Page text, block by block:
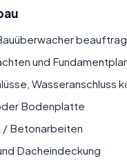
und
Wasseranschluss
Bodenplatte
/ Betonarbeiten
Dacheindeckung